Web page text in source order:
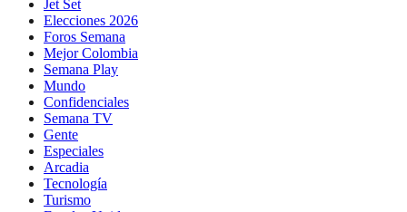
Jet Set
Elecciones 2026
Foros Semana
Mejor Colombia
Semana Play
Mundo
Confidenciales
Semana TV
Gente
Especiales
Arcadia
Tecnología
Turismo